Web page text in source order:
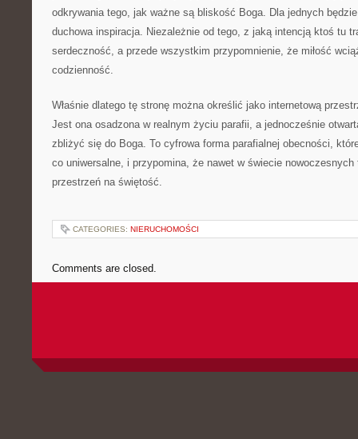
odkrywania tego, jak ważne są bliskość Boga. Dla jednych
duchowa inspiracja. Niezależnie od tego, z jaką intencją ktoś tu
serdeczność, a przede wszystkim przypomnienie, że miłość
codzienność.
Właśnie dlatego tę stronę można określić jako internetową
Jest ona osadzona w realnym życiu parafii, a jednocześnie
zbliżyć się do Boga. To cyfrowa forma parafialnej obecności,
co uniwersalne, i przypomina, że nawet w świecie
przestrzeń na świętość.
CATEGORIES: NIERUCHOMOŚCI
Comments are closed.